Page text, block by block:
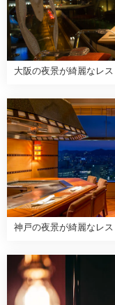
大阪の夜景が綺麗なレ
神戸の夜景が綺麗なレ